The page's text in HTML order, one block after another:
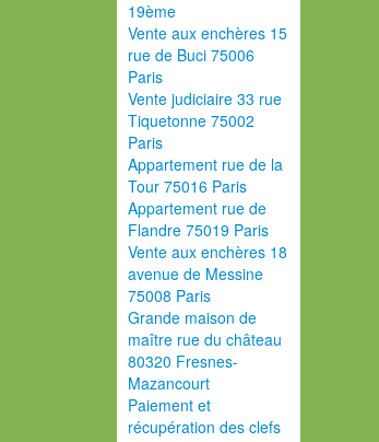
19ème
Vente aux enchères 15
rue de Buci 75006
Paris
Vente judiciaire 33 rue
Tiquetonne 75002
Paris
Appartement rue de la
Tour 75016 Paris
Appartement rue de
Flandre 75019 Paris
Vente aux enchères 18
avenue de Messine
75008 Paris
Grande maison de
maître rue du château
80320 Fresnes-
Mazancourt
Paiement et
récupération des clefs